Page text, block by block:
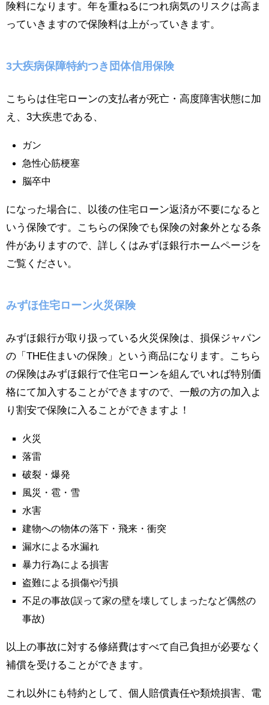
険料になります。年を重ねるにつれ病気のリスクは高ま
っていきますので保険料は上がっていきます。
3大疾病保障特約つき団体信用保険
こちらは住宅ローンの支払者が死亡・高度障害状態に加
え、3大疾患である、
ガン
急性心筋梗塞
脳卒中
になった場合に、以後の住宅ローン返済が不要になると
いう保険です。こちらの保険でも保険の対象外となる条
件がありますので、詳しくはみずほ銀行ホームページを
ご覧ください。
みずほ住宅ローン火災保険
みずほ銀行が取り扱っている火災保険は、損保ジャパン
の「THE住まいの保険」という商品になります。こちら
の保険はみずほ銀行で住宅ローンを組んでいれば特別価
格にて加入することができますので、一般の方の加入よ
り割安で保険に入ることができますよ！
火災
落雷
破裂・爆発
風災・雹・雪
水害
建物への物体の落下・飛来・衝突
漏水による水漏れ
暴力行為による損害
盗難による損傷や汚損
不足の事故(誤って家の壁を壊してしまったなど偶然の
事故)
以上の事故に対する修繕費はすべて自己負担が必要なく
補償を受けることができます。
これ以外にも特約として、個人賠償責任や類焼損害、電